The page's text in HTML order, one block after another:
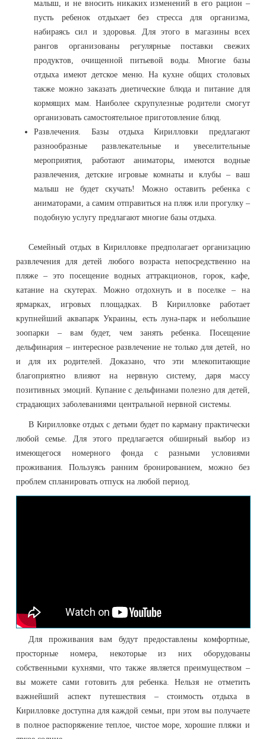
малыш, и не вносить никаких изменений в его рацион –
пусть ребенок отдыхает без стресса для организма,
набираясь сил и здоровья. Для этого в магазины всех
рангов организованы регулярные поставки свежих
продуктов, очищенной питьевой воды. Многие базы
отдыха имеют детское меню. На кухне общих столовых
также можно заказать диетические блюда и питание для
кормящих мам. Наиболее скрупулезные родители смогут
организовать самостоятельное приготовление блюд.
Развлечения. Базы отдыха Кирилловки предлагают
разнообразные развлекательные и увеселительные
мероприятия, работают аниматоры, имеются водные
развлечения, детские игровые комнаты и клубы – ваш
малыш не будет скучать! Можно оставить ребенка с
аниматорами, а самим отправиться на пляж или прогулку –
подобную услугу предлагают многие базы отдыха.
Семейный отдых в Кирилловке предполагает организацию
развлечения для детей любого возраста непосредственно на
пляже – это посещение водных аттракционов, горок, кафе,
катание на скутерах. Можно отдохнуть и в поселке – на
ярмарках, игровых площадках. В Кирилловке работает
крупнейший аквапарк Украины, есть луна-парк и небольшие
зоопарки – вам будет, чем занять ребенка. Посещение
дельфинария – интересное развлечение не только для детей, но
и для их родителей. Доказано, что эти млекопитающие
благоприятно влияют на нервную систему, даря массу
позитивных эмоций. Купание с дельфинами полезно для детей,
страдающих заболеваниями центральной нервной системы.
В Кирилловке отдых с детьми будет по карману практически
любой семье. Для этого предлагается обширный выбор из
имеющегося номерного фонда с разными условиями
проживания. Пользуясь ранним бронированием, можно без
проблем спланировать отпуск на любой период.
Для проживания вам будут предоставлены комфортные,
просторные номера, некоторые из них оборудованы
собственными кухнями, что также является преимуществом –
вы можете сами готовить для ребенка. Нельзя не отметить
важнейший аспект путешествия – стоимость отдыха в
Кирилловке доступна для каждой семьи, при этом вы получаете
в полное распоряжение теплое, чистое море, хорошие пляжи и